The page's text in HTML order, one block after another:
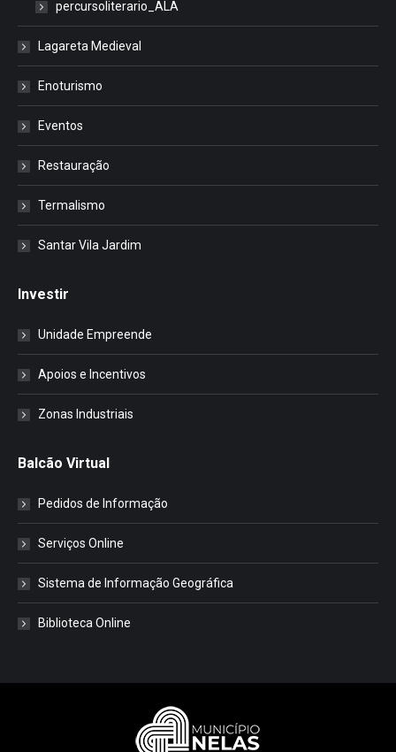
percursoliterario_ALA
Lagareta Medieval
Enoturismo
Eventos
Restauração
Termalismo
Santar Vila Jardim
Investir
Unidade Empreende
Apoios e Incentivos
Zonas Industriais
Balcão Virtual
Pedidos de Informação
Serviços Online
Sistema de Informação Geográfica
Biblioteca Online